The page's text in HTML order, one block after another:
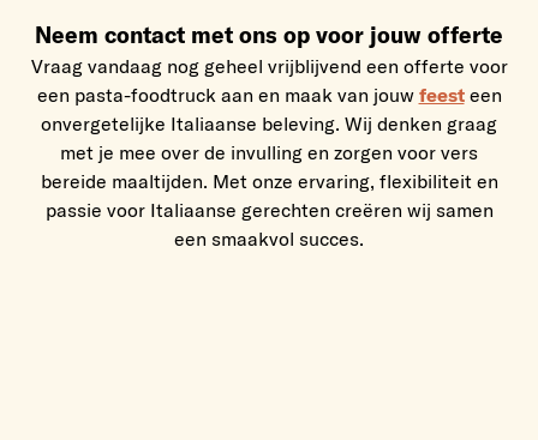
Neem contact met ons op voor jouw offerte
Vraag vandaag nog geheel vrijblijvend een offerte voor
een pasta-foodtruck aan en maak van jouw feesteen
onvergetelijke Italiaanse beleving. Wij denken graag
met je mee over de invulling en zorgen voor vers
bereide maaltijden. Met onze ervaring, flexibiliteit en
passie voor Italiaanse gerechten creëren wij samen
een smaakvol succes.